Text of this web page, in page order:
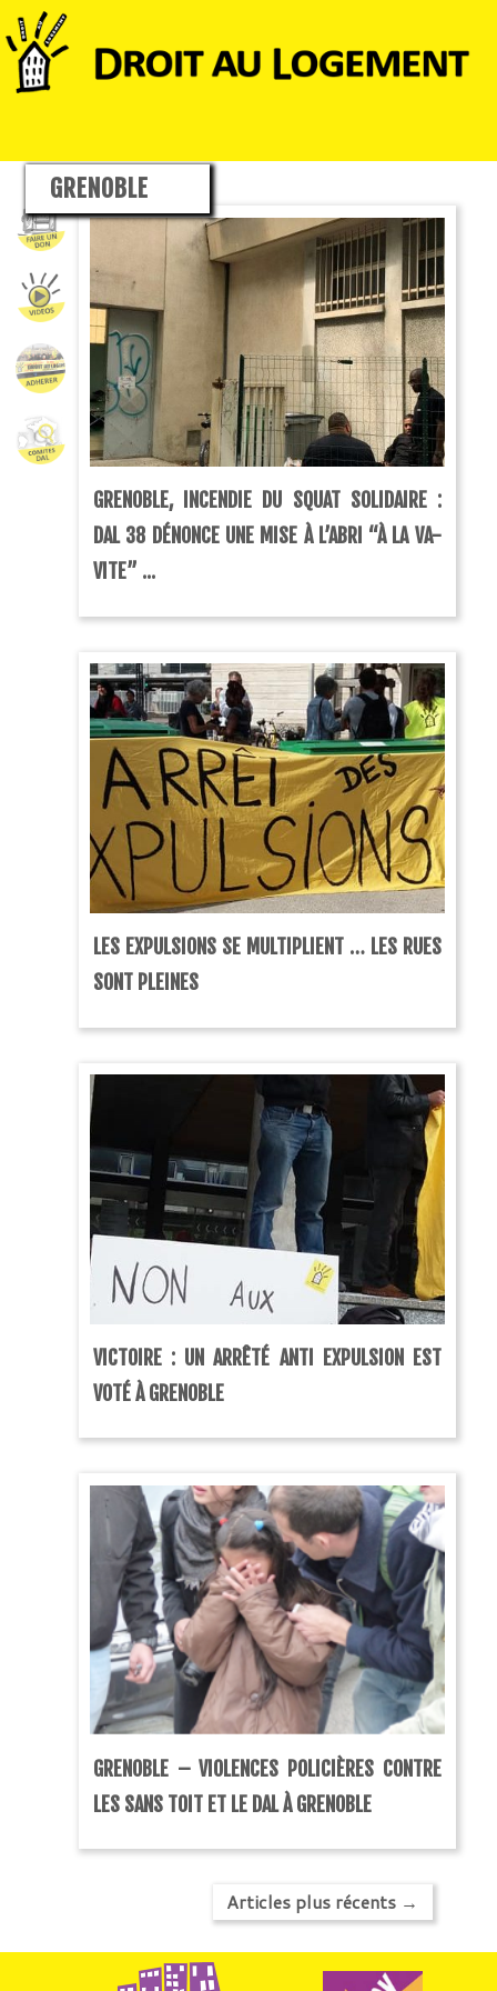
GRENOBLE
GRENOBLE, INCENDIE DU SQUAT SOLIDAIRE :
DAL 38 DÉNONCE UNE MISE À L’ABRI “À LA VA-
VITE” ...
LES EXPULSIONS SE MULTIPLIENT … LES RUES
SONT PLEINES
VICTOIRE : UN ARRÊTÉ ANTI EXPULSION EST
VOTÉ À GRENOBLE
GRENOBLE – VIOLENCES POLICIÈRES CONTRE
LES SANS TOIT ET LE DAL À GRENOBLE
Articles plus récents →